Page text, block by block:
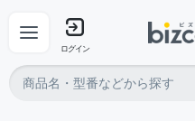
ログイン